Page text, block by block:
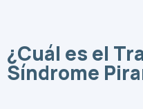
¿Cuál es el
Síndrome